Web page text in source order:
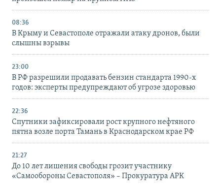
08:36
В Крыму и Севастополе отражали атаку дронов, были
слышны взрывы
23:00
В РФ разрешили продавать бензин стандарта 1990-х
годов: эксперты предупреждают об угрозе здоровью
22:36
Спутники зафиксировали рост крупного нефтяного
пятна возле порта Тамань в Краснодарском крае РФ
21:27
До 10 лет лишения свободы грозит участнику
«Самообороны Севастополя» – Прокуратура АРК